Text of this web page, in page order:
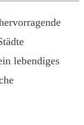
lebendiges